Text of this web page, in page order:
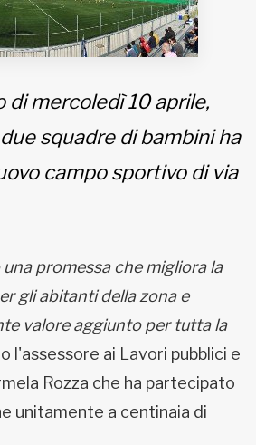
De
angolo C.
(Italia)
di mercoledì 10 aprile,
squadre di bambini ha
campo sportivo di via
promessa che migliora la
gli abitanti della zona e
valore aggiunto per tutta la
l'assessore ai Lavori pubblici e
Rozza che ha partecipato
unitamente a centinaia di